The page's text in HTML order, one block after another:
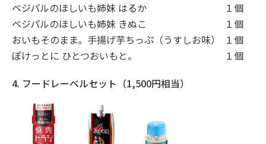
ベジパルのほしいも姉妹 はるか
１個
ベジパルのほしいも姉妹 きぬこ
１個
おいもそのまま。手揚げ芋ちっぷ（うすしお味）
１個
ぽけっとに ひとつおいもと。
１個
4. フードレーベルセット（1,500円相当）